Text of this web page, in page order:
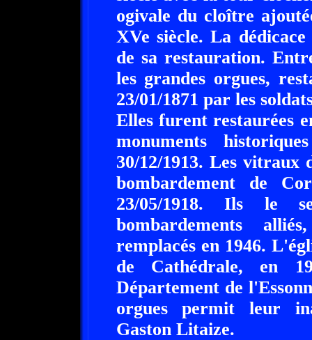
ogivale du cloître
XVe siècle. La
de sa restauration.
les grandes orgues,
23/01/1871 par les
Elles furent restaurées
monuments
30/12/1913. Les
bombardement de
23/05/1918. Ils le
bombardements
remplacés en 1946.
de Cathédrale, en
Département de
orgues permit leur
Gaston Litaize.